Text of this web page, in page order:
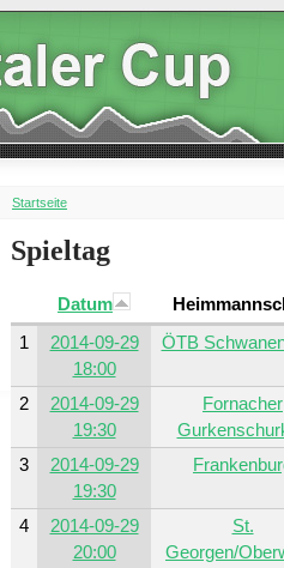
Startseite
Spieltag
Datum
1
2014-09-29
18:00
ÖTB
2
2014-09-29
19:30
Fornacher
3
2014-09-29
19:30
4
2014-09-29
20:00
St.
Georgen/